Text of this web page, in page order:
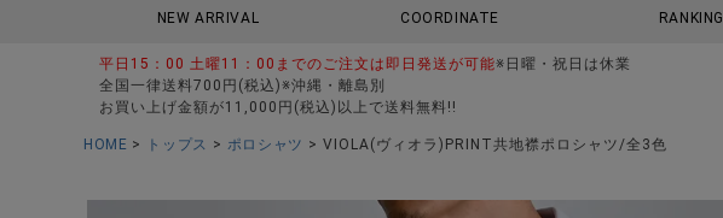
NEW ARRIVAL COORDINATE RANKING
平日15：00 土曜11：00までのご注文は即日発送が可能※日曜・祝日は休業
全国一律送料700円(税込)※沖縄・離島別
お買い上げ金額が11,000円(税込)以上で送料無料!!
HOME トップス ポロシャツ VIOLA(ヴィオラ)PRINT共地襟ポロシャツ/全3色